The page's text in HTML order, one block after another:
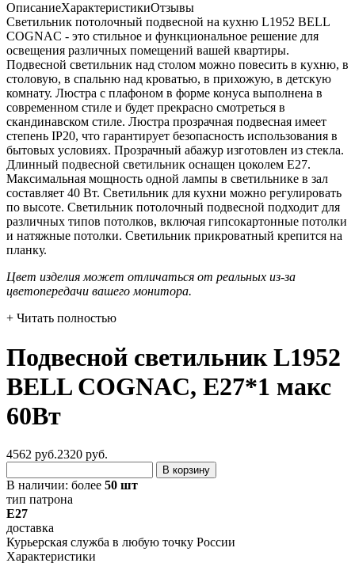
ОписаниеХарактеристикиОтзывы
Светильник потолочный подвесной на кухню L1952 BELL
COGNAC - это стильное и функциональное решение для
освещения различных помещений вашей квартиры.
Подвесной светильник над столом можно повесить в кухню, в
столовую, в спальню над кроватью, в прихожую, в детскую
комнату. Люстра с плафоном в форме конуса выполнена в
современном стиле и будет прекрасно смотреться в
скандинавском стиле. Люстра прозрачная подвесная имеет
степень IP20, что гарантирует безопасность использования в
бытовых условиях. Прозрачный абажур изготовлен из стекла.
Длинный подвесной светильник оснащен цоколем Е27.
Максимальная мощность одной лампы в светильнике в зал
составляет 40 Вт. Светильник для кухни можно регулировать
по высоте. Светильник потолочный подвесной подходит для
различных типов потолков, включая гипсокартонные потолки
и натяжные потолки. Светильник прикроватный крепится на
планку.
Цвет изделия может отличаться от реальных из-за
цветопередачи вашего монитора.
+ Читать полностью
Подвесной светильник L1952
BELL COGNAC, E27*1 макс
60Вт
4562 руб.2320 руб.
В корзину
В наличии: более 50 шт
тип патрона
E27
доставка
Курьерская служба в любую точку России
Характеристики